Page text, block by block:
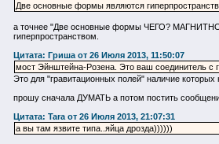
Две основные формы являются
а точнее "Две основные формы ЧЕГО?
гиперпространством.
Цитата: Гриша от 26 Июля 2013, 11:50:07
мост Эйнштейна-Розена. Это ваш соединитель с
Это для "гравитационных полей" наличие
прошу сначала ДУМАТЬ а потом постить
Цитата: Tara от 26 Июля 2013, 21:07:31
а вы там язвите типа..яйца дрозда))))))